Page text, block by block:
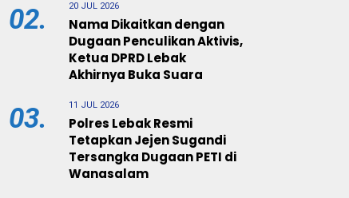
02. 20 JUL 2026
Nama Dikaitkan dengan
Dugaan Penculikan Aktivis,
Ketua DPRD Lebak
Akhirnya Buka Suara
03. 11 JUL 2026
Polres Lebak Resmi
Tetapkan Jejen Sugandi
Tersangka Dugaan PETI di
Wanasalam